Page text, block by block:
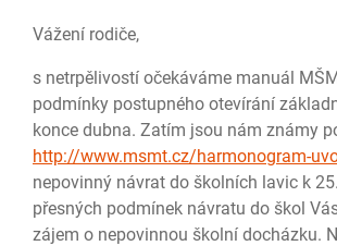
Vážení rodiče,
s netrpělivostí očekáváme manuál
podmínky postupného otevírání
konce dubna. Zatím jsou nám známy
http://www.msmt.cz/harmonogram-
nepovinný návrat do školních lavic k
přesných podmínek návratu do škol
zájem o nepovinnou školní docházku.